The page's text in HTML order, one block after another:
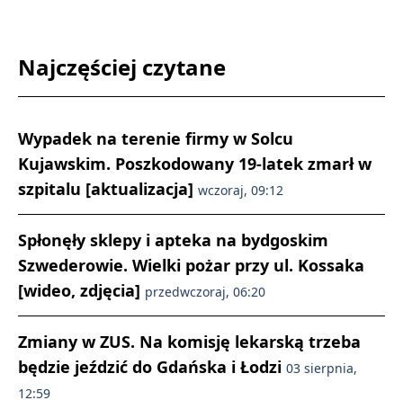
Najczęściej czytane
Wypadek na terenie firmy w Solcu
Kujawskim. Poszkodowany 19-latek zmarł w
szpitalu [aktualizacja] wczoraj, 09:12
Spłonęły sklepy i apteka na bydgoskim
Szwederowie. Wielki pożar przy ul. Kossaka
[wideo, zdjęcia] przedwczoraj, 06:20
Zmiany w ZUS. Na komisję lekarską trzeba
będzie jeździć do Gdańska i Łodzi 03 sierpnia,
12:59